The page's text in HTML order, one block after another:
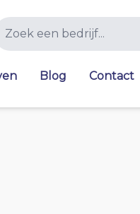
Blog Contact